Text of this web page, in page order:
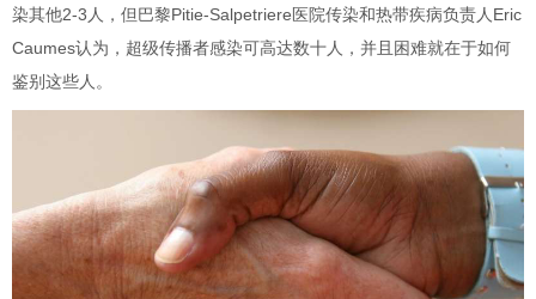
染其他2-3人，但巴黎Pitie-Salpetriere医院传染和热带疾病负责人Eric
Caumes认为，超级传播者感染可高达数十人，并且困难就在于如何
鉴别这些人。